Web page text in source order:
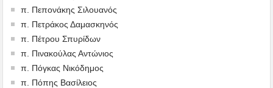
π. Πεπονάκης Σιλουανός
π. Πετράκος Δαμασκηνός
π. Πέτρου Σπυρίδων
π. Πινακούλας Αντώνιος
π. Πόγκας Νικόδημος
π. Πόπης Βασίλειος